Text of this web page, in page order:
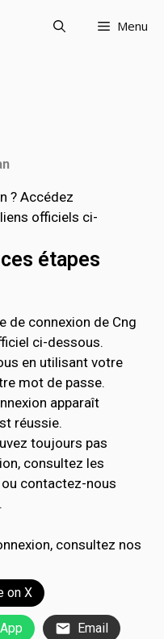
Menu
? Accédez
officiels ci-
étapes
de connexion de Cng
ci-dessous.
en utilisant votre
mot de passe.
apparaît
réussie.
toujours pas
consultez les
contactez-nous
consultez nos
on X
Email